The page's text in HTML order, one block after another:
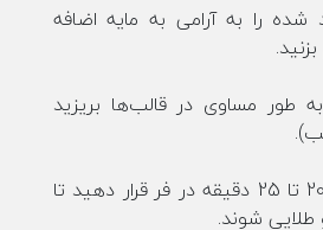
را به آرامی به مایه اضافه
طور مساوی در قالب‌ها بریزید
قالب‌ها را به مدت 20 تا 25 دقیقه در فر قرار دهید تا
شوند.